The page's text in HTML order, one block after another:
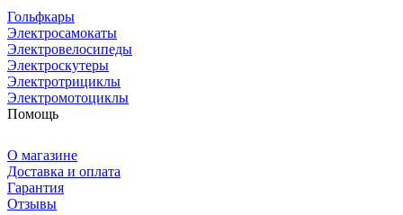
Гольфкары
Электросамокаты
Электровелосипеды
Электроскутеры
Электротрициклы
Электромотоциклы
Помощь
О магазине
Доставка и оплата
Гарантия
Отзывы